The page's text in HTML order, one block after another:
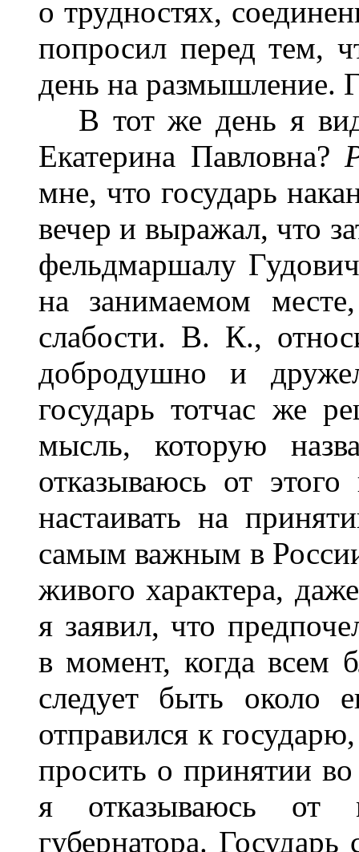
о трудностях,
попросил перед тем,
день на размышление.
В тот же день я
Екатерина Павловна?
мне, что государь
вечер и выражал, что
фельдмаршалу
на занимаемом
слабости. В. К.,
добродушно и
государь тотчас же
мысль, которую
отказываюсь от
настаивать на
самым важным в
живого характера,
я заявил, что
в момент, когда всем
следует быть около
отправился к
просить о принятии
я отказываюсь от
губернатора. Государь